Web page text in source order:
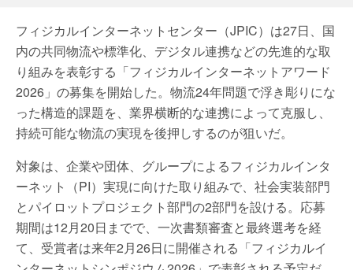
フィジカルインターネットセンター（JPIC）は27日、国
内の共同物流や標準化、デジタル連携などの先進的な取
り組みを表彰する「フィジカルインターネットアワード
2026」の募集を開始した。物流24年問題で浮き彫りにな
った構造的課題を、業界横断的な連携によって克服し、
持続可能な物流の実現を後押しするのが狙いだ。
対象は、企業や団体、グループによるフィジカルインタ
ーネット（PI）実現に向けた取り組みで、社会実装部門
とパイロットプロジェクト部門の2部門を設ける。応募
期間は12月20日までで、一次書類審査と最終選考を経
て、受賞者は来年2月26日に開催される「フィジカルイ